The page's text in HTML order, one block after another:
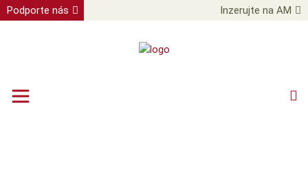
Podporte nás Inzerujte na AM